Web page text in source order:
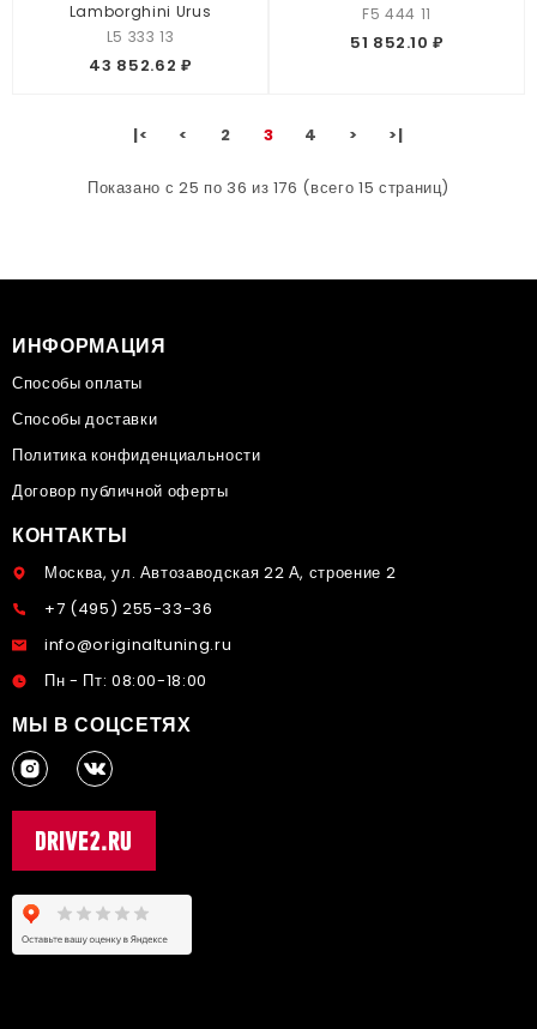
Lamborghini Urus
L5 333 13
43 852.62 ₽
F5 444 11
51 852.10 ₽
|< < 2 3 4 > >|
Показано с 25 по 36 из 176 (всего 15 страниц)
ИНФОРМАЦИЯ
Способы оплаты
Способы доставки
Политика конфиденциальности
Договор публичной оферты
КОНТАКТЫ
Москва, ул. Автозаводская 22 А, строение 2
+7 (495) 255-33-36
info@originaltuning.ru
Пн - Пт: 08:00-18:00
МЫ В СОЦСЕТЯХ